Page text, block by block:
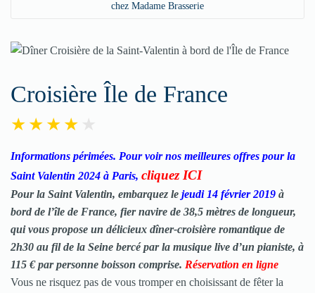
chez Madame Brasserie
Croisière Île de France
Informations périmées. Pour voir nos meilleures offres pour la
Saint Valentin 2024 à Paris, cliquez ICI
Pour la Saint Valentin, embarquez le jeudi 14 février 2019 à
bord de l’île de France, fier navire de 38,5 mètres de longueur,
qui vous propose un délicieux dîner-croisière romantique de
2h30 au fil de la Seine bercé par la musique live d’un pianiste, à
115 € par personne boisson comprise. Réservation en ligne
Vous ne risquez pas de vous tromper en choisissant de fêter la